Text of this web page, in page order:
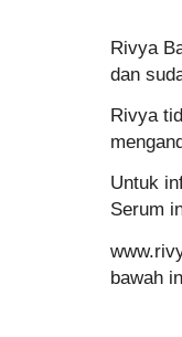
Rivya
dan
Rivya
Untuk
Serum
bawah